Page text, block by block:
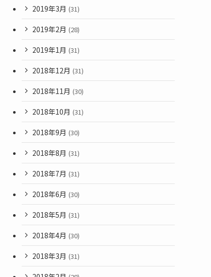
2019年3月 (31)
2019年2月 (28)
2019年1月 (31)
2018年12月 (31)
2018年11月 (30)
2018年10月 (31)
2018年9月 (30)
2018年8月 (31)
2018年7月 (31)
2018年6月 (30)
2018年5月 (31)
2018年4月 (30)
2018年3月 (31)